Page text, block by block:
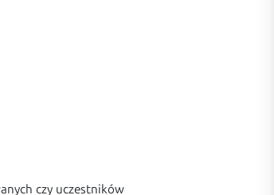
czy uczestników